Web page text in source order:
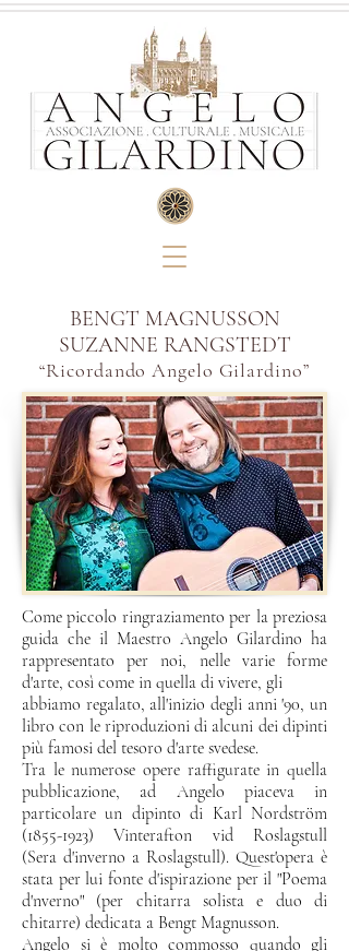
BENGT MAGNUSSON
SUZANNE RANGSTEDT
“Ricordando Angelo Gilardino”
Come piccolo ringraziamento per la preziosa
guida che il Maestro Angelo Gilardino ha
rappresentato per noi, nelle varie forme
d'arte, così come in quella di vivere, gli
abbiamo regalato, all'inizio degli anni '90, un
libro con le riproduzioni di alcuni dei dipinti
più famosi del tesoro d'arte svedese.
Tra le numerose opere raffigurate in quella
pubblicazione, ad Angelo piaceva in
particolare un dipinto di Karl Nordström
(1855-1923) Vinterafton vid Roslagstull
(Sera d'inverno a Roslagstull). Quest'opera è
stata per lui fonte d'ispirazione per il "Poema
d'nverno" (per chitarra solistae duo di
chitarre) dedicata a Bengt Magnusson.
Angelo si è molto commosso quando gli